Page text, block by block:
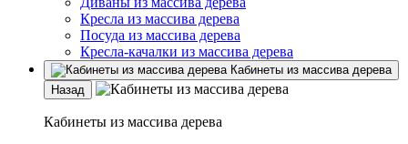
Кресла из массива дерева
Посуда из массива дерева
Кресла-качалки из массива дерева
Кабинеты из массива дерева
Назад
Кабинеты из массива дерева